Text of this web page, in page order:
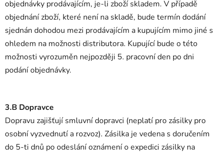
objednávky prodávajícím, je-li zboží skladem. V případě
objednání zboží, které není na skladě, bude termín dodání
sjednán dohodou mezi prodávajícím a kupujícím mimo jiné s
ohledem na možnosti distributora. Kupující bude o této
možnosti vyrozuměn nejpozději 5. pracovní den po dni
podání objednávky.
3.B Dopravce
Dopravu zajišťují smluvní dopravci (neplatí pro zásilky pro
osobní vyzvednutí a rozvoz). Zásilka je vedena s doručením
do 5-ti dnů po odeslání oznámení o expedici zásilky na